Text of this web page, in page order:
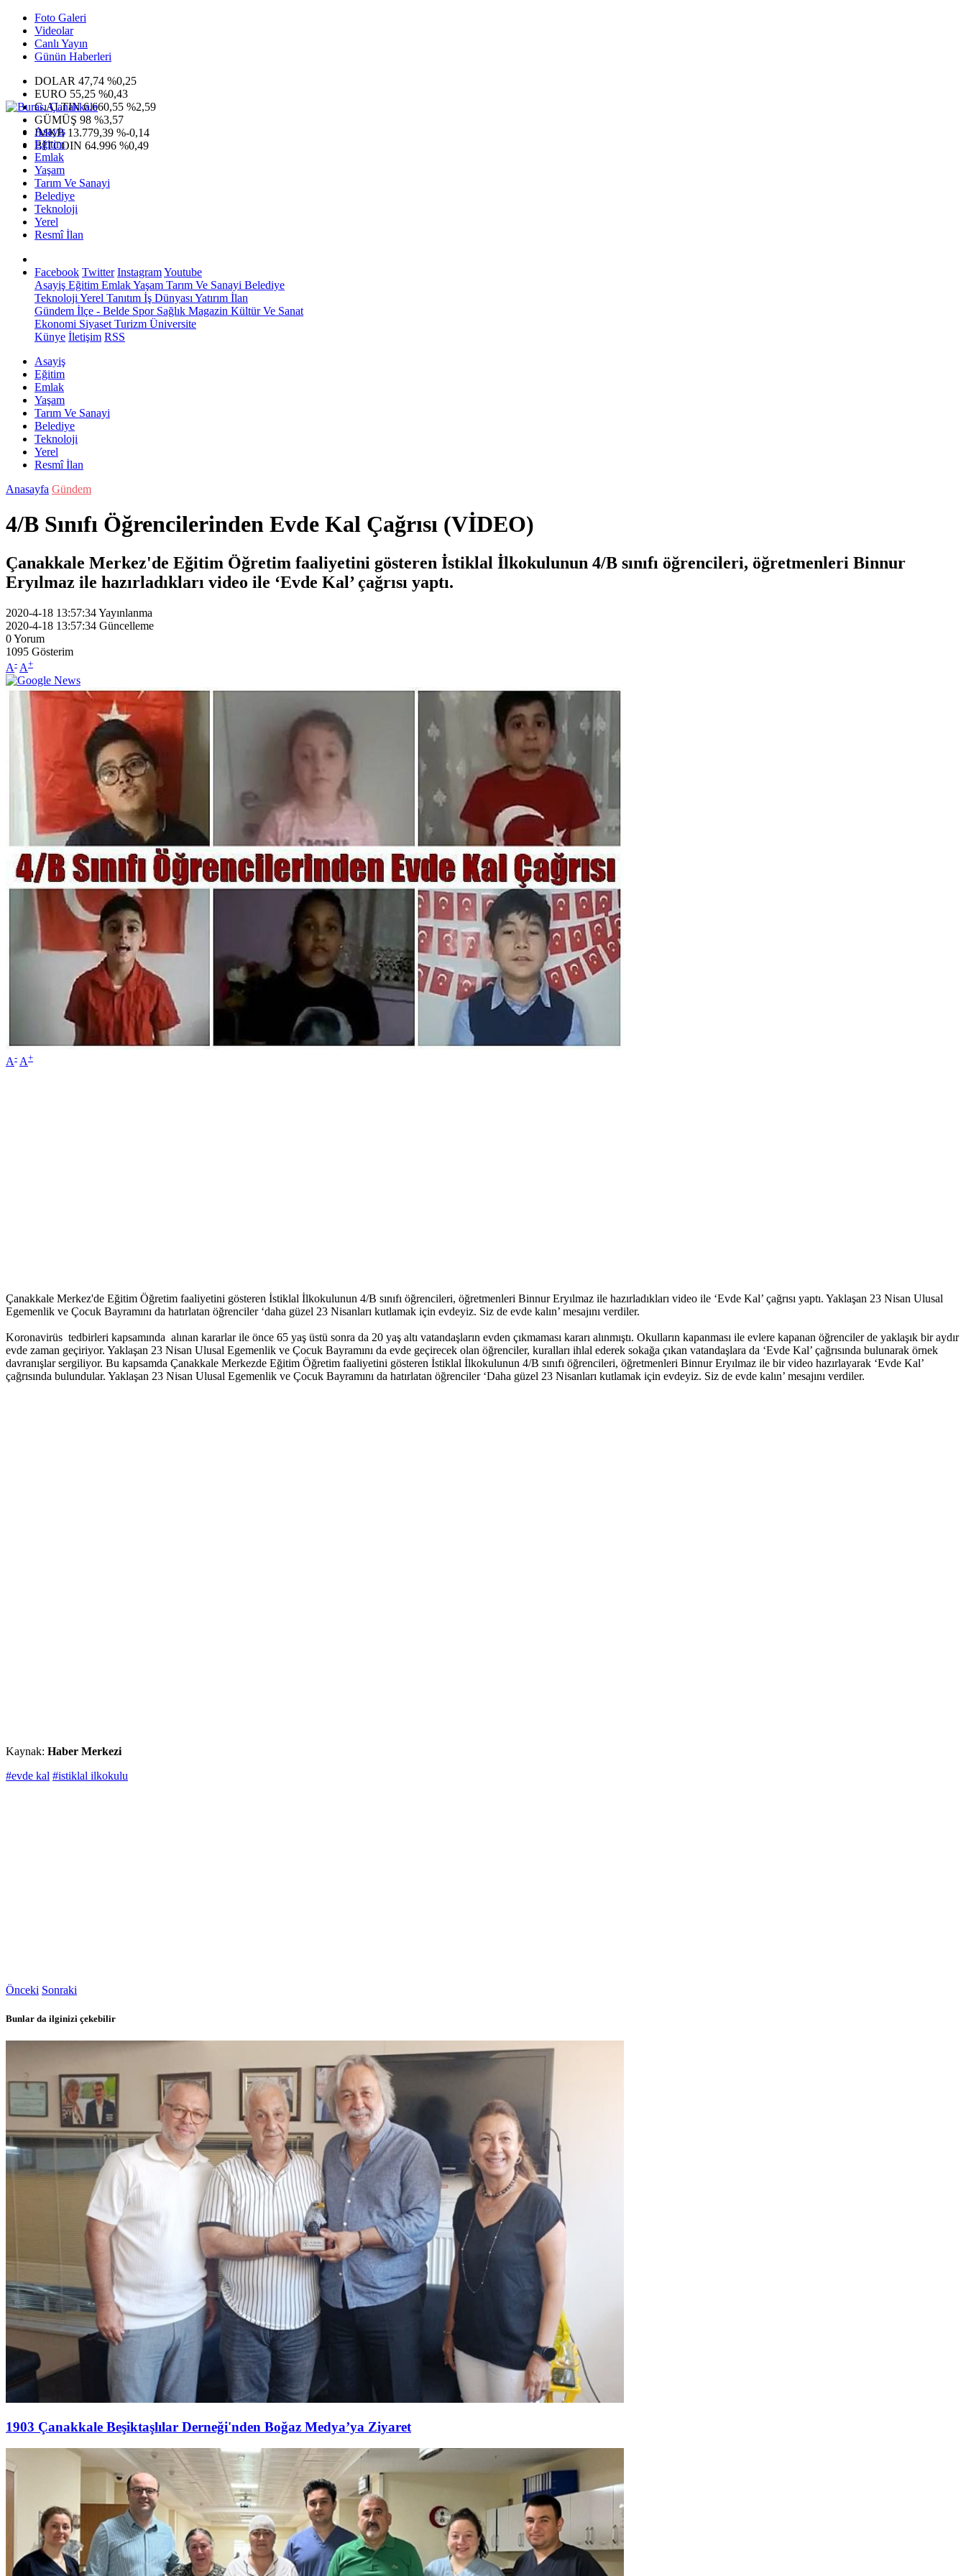
Foto Galeri
Videolar
Canlı Yayın
Günün Haberleri
DOLAR 47,74 %0,25
EURO 55,25 %0,43
G.ALTIN6.660,55 %2,59
GÜMÜŞ 98 %3,57
IMKB 13.779,39 %-0,14
BITCOIN 64.996 %0,49
Asayiş
Eğitim
Emlak
Yaşam
Tarım Ve Sanayi
Belediye
Teknoloji
Yerel
Resmî İlan
Facebook Twitter InstagramYoutube
Asayiş Eğitim EmlakYaşam Tarım Ve Sanayi Belediye
Teknoloji Yerel Tanıtım İş Dünyası Yatırım İlan
Gündem İlçe - Belde SporSağlık Magazin Kültür Ve Sanat
Ekonomi Siyaset Turizm Üniversite
Künye İletişim RSS
Asayiş
Eğitim
Emlak
Yaşam
Tarım Ve Sanayi
Belediye
Teknoloji
Yerel
Resmî İlan
Anasayfa Gündem
4/B Sınıfı Öğrencilerinden Evde Kal Çağrısı (VİDEO)
Çanakkale Merkez'de Eğitim Öğretim faaliyetini gösteren İstiklal İlkokulunun 4/B sınıfı öğrencileri, öğretmenleri Binnur
Eryılmaz ile hazırladıkları video ile ‘Evde Kal’ çağrısı yaptı.
2020-4-18 13:57:34Yayınlanma
2020-4-18 13:57:34 Güncelleme
0Yorum
1095 Gösterim
A- A+
A- A+
Çanakkale Merkez'de Eğitim Öğretim faaliyetini gösteren İstiklal İlkokulunun 4/B sınıfı öğrencileri, öğretmenleri Binnur Eryılmaz ile hazırladıkları video ile ‘Evde Kal’ çağrısı yaptı. Yaklaşan 23 Nisan Ulusal
Egemenlik ve Çocuk Bayramını da hatırlatan öğrenciler ‘daha güzel 23 Nisanları kutlamak için evdeyiz. Siz de evde kalın’ mesajını verdiler.
Koronavirüs tedbirleri kapsamında alınan kararlar ile önce 65 yaş üstü sonra da 20 yaş altı vatandaşların evden çıkmaması kararı alınmıştı. Okulların kapanması ile evlere kapanan öğrenciler de yaklaşık bir aydır
evde zaman geçiriyor. Yaklaşan 23 Nisan Ulusal Egemenlik ve Çocuk Bayramını da evde geçirecek olan öğrenciler, kuralları ihlal ederek sokağa çıkan vatandaşlara da ‘Evde Kal’ çağrısında bulunarak örnek
davranışlar sergiliyor. Bu kapsamda Çanakkale Merkezde Eğitim Öğretim faaliyetini gösteren İstiklal İlkokulunun 4/B sınıfı öğrencileri, öğretmenleri Binnur Eryılmaz ile bir video hazırlayarak ‘Evde Kal’
çağrısında bulundular. Yaklaşan 23 Nisan Ulusal Egemenlik ve Çocuk Bayramını da hatırlatan öğrenciler ‘Daha güzel 23 Nisanları kutlamak için evdeyiz. Siz de evde kalın’ mesajını verdiler.
Kaynak: Haber Merkezi
#evde kal #istiklal ilkokulu
Önceki Sonraki
Bunlar da ilginizi çekebilir
1903 Çanakkale Beşiktaşlılar Derneği'nden Boğaz Medya’ya Ziyaret